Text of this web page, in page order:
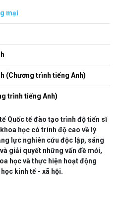
mại
(Chương trình tiếng Anh)
trình tiếng Anh)
Quốc tế đào tạo trình độ tiến sĩ
học có trình độ cao về lý
lực nghiên cứu độc lập, sáng
giải quyết những vấn đề mới,
học và thực hiện hoạt động
kinh tế - xã hội.